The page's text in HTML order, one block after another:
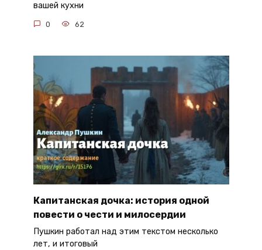
вашей кухни
0 62
Капитанская дочка: история одной
повести о чести и милосердии
Пушкин работал над этим текстом несколько
лет, и итоговый